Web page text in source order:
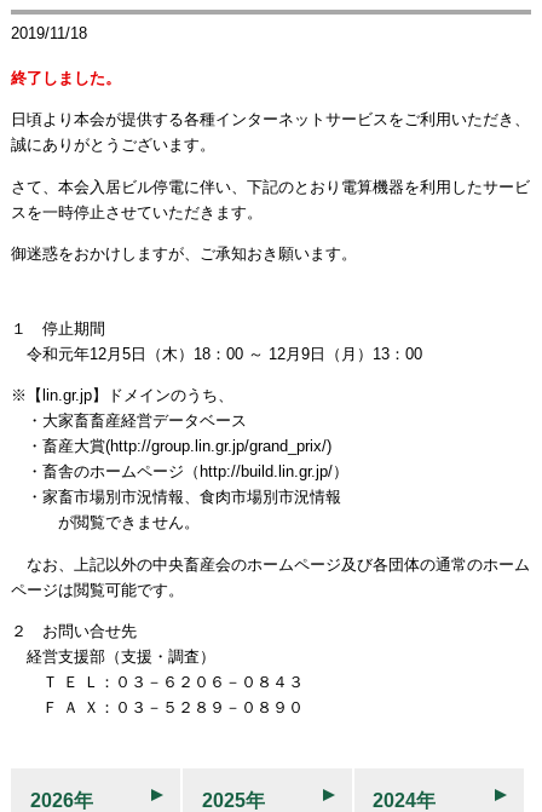
2019/11/18
終了しました。
日頃より本会が提供する各種インターネットサービスをご利用いただき、
誠にありがとうございます。
さて、本会入居ビル停電に伴い、下記のとおり電算機器を利用したサービ
スを一時停止させていただきます。
御迷惑をおかけしますが、ご承知おき願います。
１ 停止期間
令和元年12月5日（木）18：00 ～ 12月9日（月）13：00
※【lin.gr.jp】ドメインのうち、
・大家畜畜産経営データベース
・畜産大賞(http://group.lin.gr.jp/grand_prix/)
・畜舎のホームページ（http://build.lin.gr.jp/）
・家畜市場別市況情報、食肉市場別市況情報
が閲覧できません。
なお、上記以外の中央畜産会のホームページ及び各団体の通常のホーム
ページは閲覧可能です。
２ お問い合せ先
経営支援部（支援・調査）
Ｔ Ｅ Ｌ：０３－６２０６－０８４３
Ｆ Ａ Ｘ：０３－５２８９－０８９０
2026年 2025年 2024年